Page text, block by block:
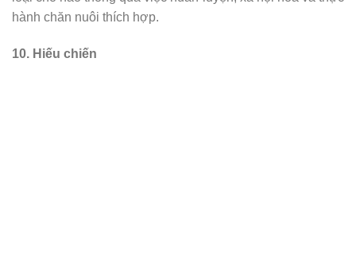
hành chăn nuôi thích hợp.
10. Hiếu chiến